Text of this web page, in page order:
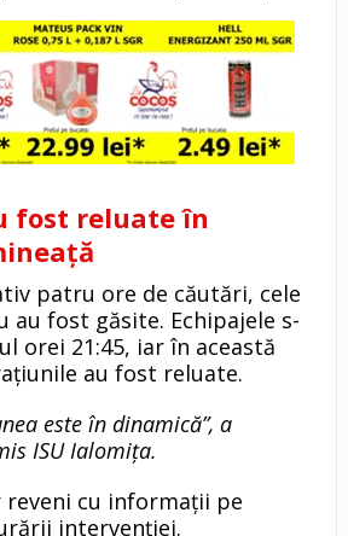
fost reluate în
patru ore de căutări, cele
au fost găsite. Echipajele s-
orei 21:45, iar în această
au fost reluate.
este în dinamică”, a
ISU Ialomița.
cu informații pe
intervenției.